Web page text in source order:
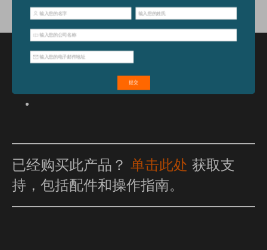
特点和优点
已经购买此产品？ 单击此处 获取支
持，包括配件和操作指南。